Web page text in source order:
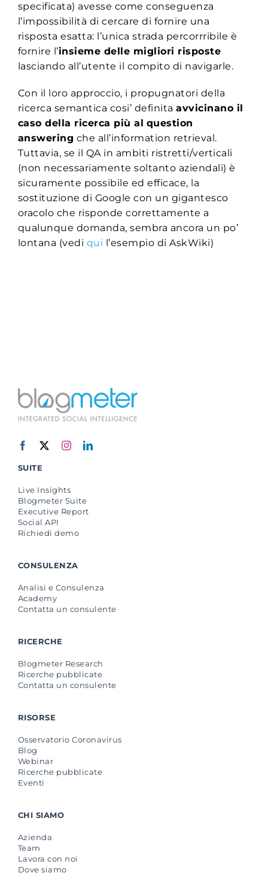
specificata) avesse come conseguenza
l’impossibilità di cercare di fornire una
risposta esatta: l’unica strada percorrribile è
fornire l’insieme delle migliori risposte
lasciando all’utente il compito di navigarle.
Con il loro approccio, i propugnatori della
ricerca semantica cosi’ definitaavvicinano il
caso della ricerca più al question
answering che all’information retrieval.
Tuttavia, se il QA in ambiti ristretti/verticali
(non necessariamente soltanto aziendali) è
sicuramente possibile ed efficace, la
sostituzione di Google con un gigantesco
oracolo che risponde correttamente a
qualunque domanda, sembra ancora un po’
lontana (vedi qui l’esempio di AskWiki)
SUITE
Live Insights
Blogmeter Suite
Executive Report
Social API
Richiedi demo
CONSULENZA
Analisi e Consulenza
Academy
Contatta un consulente
RICERCHE
Blogmeter Research
Ricerche pubblicate
Contatta un consulente
RISORSE
Osservatorio Coronavirus
Blog
Webinar
Ricerche pubblicate
Eventi
CHI SIAMO
Azienda
Team
Lavora con noi
Dove siamo